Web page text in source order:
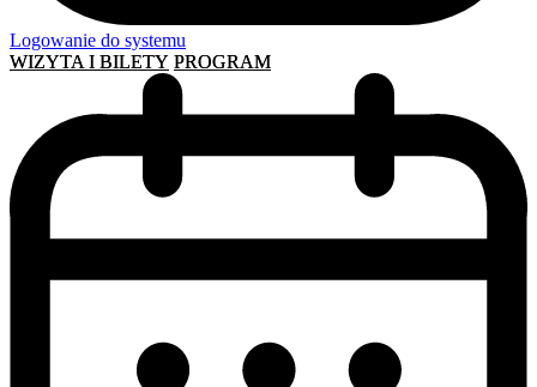
Logowanie do systemu
WIZYTA I BILETY PROGRAM